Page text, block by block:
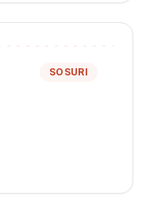
SOSURI